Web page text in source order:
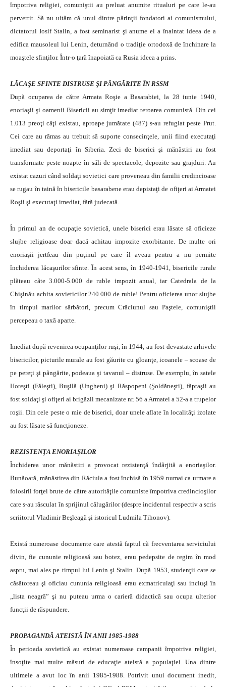
împotriva religiei, comuniştii au preluat anumite ritualuri pe care le-au
pervertit. Să nu uităm că unul dintre părinţii fondatori ai comunismului,
dictatorul Iosif Stalin, a fost seminarist şi anume el a înaintat ideea de a
edifica mausoleul lui Lenin, deturnând o tradiţie ortodoxă de închinare la
moaştele sfinţilor. Într-o ţară înapoiată ca Rusia ideea a prins.
LĂCAŞE SFINTE DISTRUSE ŞI PÂNGĂRITE ÎN RSSM
După ocuparea de către Armata Roşie a Basarabiei, la 28 iunie 1940,
enoriaşii şi oamenii Bisericii au simţit imediat teroarea comunistă. Din cei
1.013 preoţi câţi existau, aproape jumătate (487) s-au refugiat peste Prut.
Cei care au rămas au trebuit să suporte consecinţele, unii fiind executaţi
imediat sau deportaţi în Siberia. Zeci de biserici şi mănăstiri au fost
transformate peste noapte în săli de spectacole, depozite sau grajduri. Au
existat cazuri când soldaţi sovietici care proveneau din familii credincioase
se rugau în taină în bisericile basarabene erau depistaţi de ofiţeri ai Armatei
Roşii şi executaţi imediat, fără judecată.
În primul an de ocupaţie sovietică, unele biserici erau lăsate să oficieze
slujbe religioase doar dacă achitau impozite exorbitante. De multe ori
enoriaşii jertfeau din puţinul pe care îl aveau pentru a nu permite
închiderea lăcaşurilor sfinte. În acest sens, în 1940-1941, bisericile rurale
plăteau câte 3.000-5.000 de ruble impozit anual, iar Catedrala de la
Chişinău achita sovieticilor 240.000 de ruble! Pentru oficierea unor slujbe
în timpul marilor sărbători, precum Crăciunul sau Paştele, comuniştii
percepeau o taxă aparte.
Imediat după revenirea ocupanţilor ruşi, în 1944, au fost devastate arhivele
bisericilor, picturile murale au fost găurite cu gloanţe, icoanele – scoase de
pe pereţi şi pângărite, podeaua şi tavanul – distruse. De exemplu, în satele
Horeşti (Făleşti), Buşilă (Ungheni) şi Răspopeni (Şoldăneşti), făptaşii au
fost soldaţi şi ofiţeri ai brigăzii mecanizate nr. 56 a Armatei a 52-a a trupelor
roşii. Din cele peste o mie de biserici, doar unele aflate în localităţi izolate
au fost lăsate să funcţioneze.
REZISTENŢA ENORIAŞILOR
Închiderea unor mănăstiri a provocat rezistenţă îndârjită a enoriaşilor.
Bunăoară, mănăstirea din Răciula a fost închisă în 1959 numai ca urmare a
folosirii forţei brute de către autorităţile comuniste împotriva credincioşilor
care s-au răsculat în sprijinul călugărilor (despre incidentul respectiv a scris
scriitorul Vladimir Beşleagă şi istoricul Ludmila Tihonov).
Există numeroase documente care atestă faptul că frecventarea serviciului
divin, fie cununie religioasă sau botez, erau pedepsite de regim în mod
aspru, mai ales pe timpul lui Lenin şi Stalin. După 1953, studenţii care se
căsătoreau şi oficiau cununia religioasă erau exmatriculaţi sau incluşi în
„lista neagră” şi nu puteau urma o carieră didactică sau ocupa ulterior
funcţii de răspundere.
PROPAGANDĂ ATEISTĂ ÎN ANII 1985-1988
În perioada sovietică au existat numeroase campanii împotriva religiei,
însoţite mai multe măsuri de educaţie ateistă a populaţiei. Una dintre
ultimele a avut loc în anii 1985-1988. Potrivit unui document inedit,